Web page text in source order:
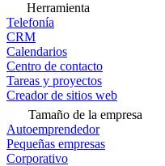
Herramienta
Telefonía
CRM
Calendarios
Centro de contacto
Tareas y proyectos
Creador de sitios web
Tamaño de la empresa
Autoemprendedor
Pequeñas empresas
Corporativo